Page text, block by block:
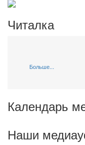
Читалка
Больше...
Календарь
Наши